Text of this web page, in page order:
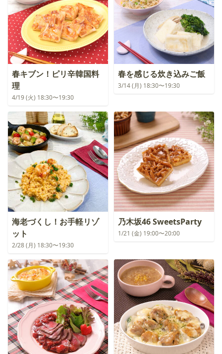
春キブン！ピリ辛韓国料
理
4/19 (火) 18:30〜19:30
春を感じる炊き込みご飯
3/14 (月) 18:30〜19:30
海老づくし！お手軽リゾ
ット
2/28 (月) 18:30〜19:30
乃木坂46 SweetsParty
1/21 (金) 19:00〜20:00